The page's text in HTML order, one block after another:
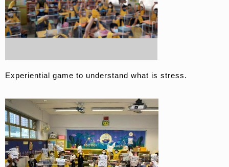
Experiential game to understand what is stress.